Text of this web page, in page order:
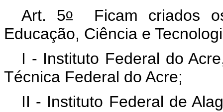
Art. 5oFicam criados os
Educação, Ciência e
I - Instituto Federal do
Técnica Federal do Acre;
II - Instituto Federal de